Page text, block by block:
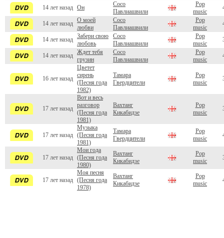
14 лет назад Он
Сосо
Павлиашвили
Pop
music
14 лет назад
О моей
любви
Сосо
Павлиашвили
Pop
music
14 лет назад
Забери свою
любовь
Сосо
Павлиашвили
Pop
music
14 лет назад
Ждет тебя
грузин
Сосо
Павлиашвили
Pop
music
16 лет назад
Цветет
сирень
(Песня года
1982)
Тамара
Гвердцители
Pop
music
17 лет назад
Вот и весь
разговор
(Песня года
1981)
Вахтанг
Кикабидзе
Pop
music
17 лет назад
Музыка
(Песня года
1981)
Тамара
Гвердцители
Pop
music
17 лет назад
Мои года
(Песня года
1980)
Вахтанг
Кикабидзе
Pop
music
17 лет назад
Моя песня
(Песня года
1978)
Вахтанг
Кикабидзе
Pop
music